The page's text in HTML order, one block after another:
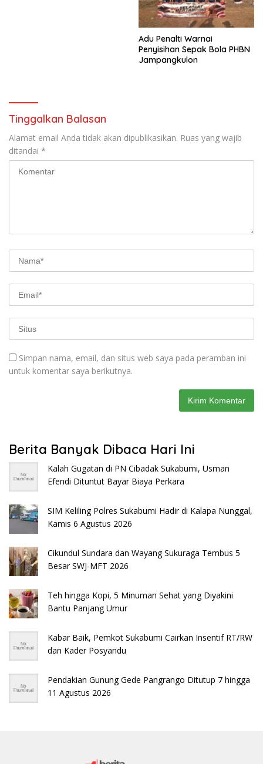
Adu Penalti Warnai
Penyisihan Sepak Bola PHBN
Jampangkulon
Tinggalkan Balasan
Alamat email Anda tidak akan dipublikasikan. Ruas yang wajib
ditandai *
Simpan nama, email, dan situs web saya pada peramban ini
untuk komentar saya berikutnya.
Berita Banyak Dibaca Hari Ini
Kalah Gugatan di PN Cibadak Sukabumi, Usman
Efendi Dituntut Bayar Biaya Perkara
SIM Keliling Polres Sukabumi Hadir di Kalapa Nunggal,
Kamis 6 Agustus 2026
Cikundul Sundara dan Wayang Sukuraga Tembus 5
Besar SWJ-MFT 2026
Teh hingga Kopi, 5 Minuman Sehat yang Diyakini
Bantu Panjang Umur
Kabar Baik, Pemkot Sukabumi Cairkan Insentif RT/RW
dan Kader Posyandu
Pendakian Gunung Gede Pangrango Ditutup 7 hingga
11 Agustus 2026